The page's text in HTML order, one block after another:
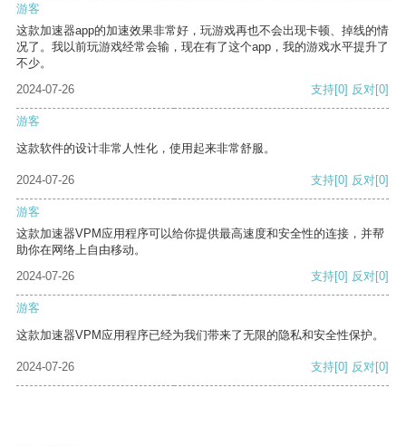
游客
这款加速器app的加速效果非常好，玩游戏再也不会出现卡顿、掉线的情
况了。我以前玩游戏经常会输，现在有了这个app，我的游戏水平提升了
不少。
2024-07-26
支持[0] 反对[0]
游客
这款软件的设计非常人性化，使用起来非常舒服。
2024-07-26 支持[0] 反对[0]
游客
这款加速器VPM应用程序可以给你提供最高速度和安全性的连接，并帮
助你在网络上自由移动。
2024-07-26
支持[0] 反对[0]
游客
这款加速器VPM应用程序已经为我们带来了无限的隐私和安全性保护。
2024-07-26 支持[0] 反对[0]